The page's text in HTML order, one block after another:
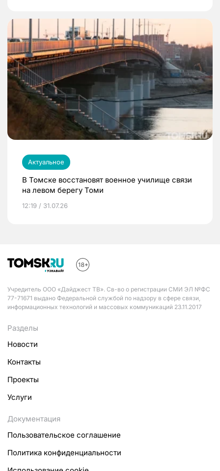
Актуальное
В Томске восстановят военное училище связи
на левом берегу Томи
12:19 / 31.07.26
Учредитель ООО «Дайджест ТВ». Св-во о регистрации СМИ ЭЛ №ФС
77-71671 выдано Федеральной службой по надзору в сфере связи,
информационных технологий и массовых коммуникаций 23.11.2017
Разделы
Новости
Контакты
Проекты
Услуги
Документация
Пользовательское соглашение
Политика конфиденциальности